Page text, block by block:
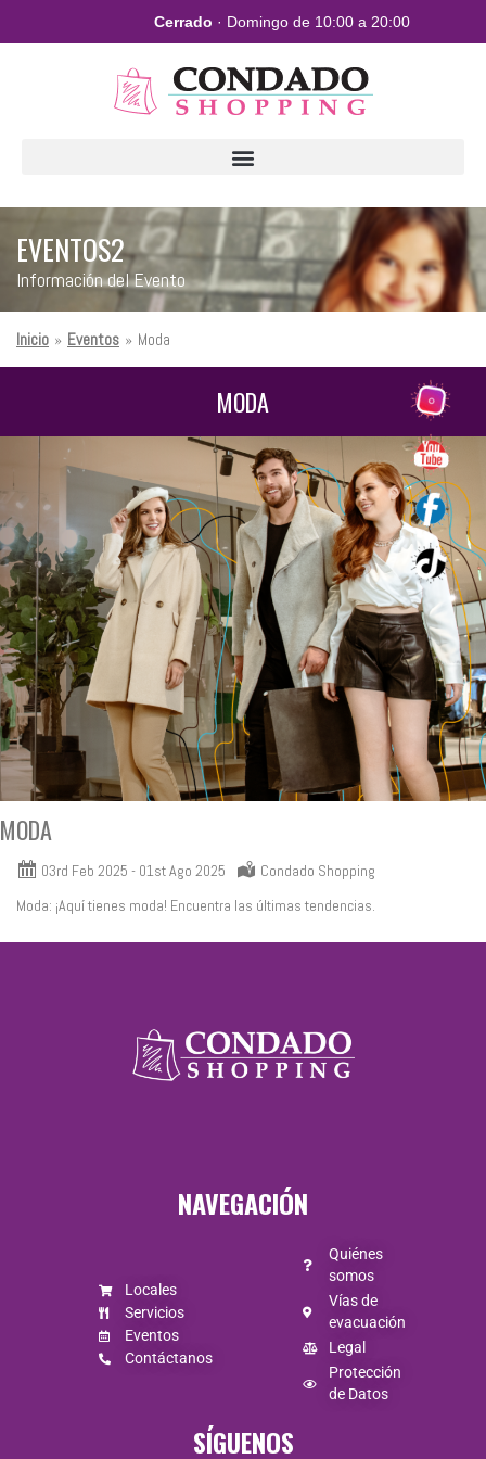
Cerrado · Domingo de 10:00 a 20:00
EVENTOS2
Información del Evento
Inicio » Eventos » Moda
MODA
MODA
03rd Feb 2025 - 01st Ago 2025
Condado Shopping
Moda: ¡Aquí tienes moda! Encuentra las últimas tendencias.
NAVEGACIÓN
Locales
Servicios
Eventos
Contáctanos
Quiénes
somos
Vías de
evacuación
Legal
Protección
de Datos
SÍGUENOS